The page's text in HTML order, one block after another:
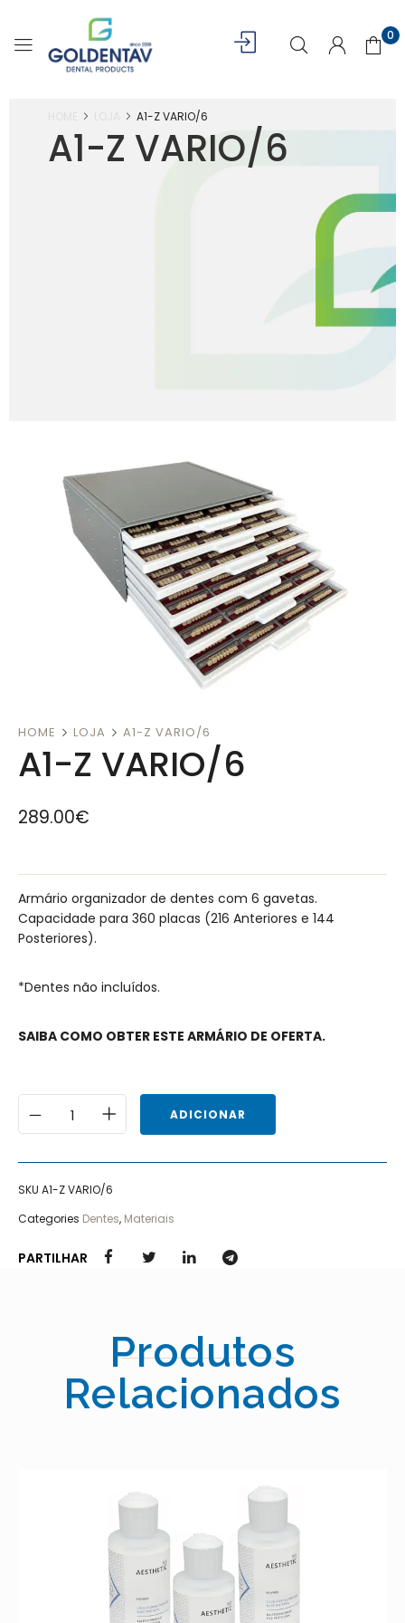
0
A1-Z VARIO/6
A1-Z VARIO/6
HOME LOJA A1-Z VARIO/6
A1-Z VARIO/6
289.00€
Armário organizador de dentes com 6 gavetas.
Capacidade para 360 placas (216 Anteriores e 144
Posteriores).
*Dentes não incluídos.
SAIBA COMO OBTER ESTE ARMÁRIO DE OFERTA.
ADICIONAR
SKU A1-Z VARIO/6
Categories Dentes, Materiais
PARTILHAR
Produtos
Relacionados
MEGA CRYL GINGIVA –